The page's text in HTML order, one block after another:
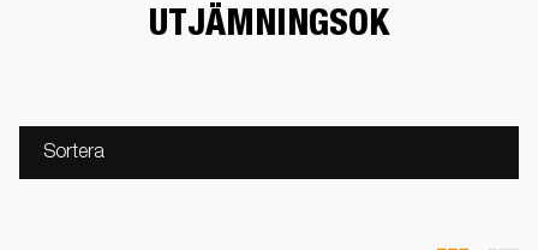
UTJÄMNINGSOK
Sortera